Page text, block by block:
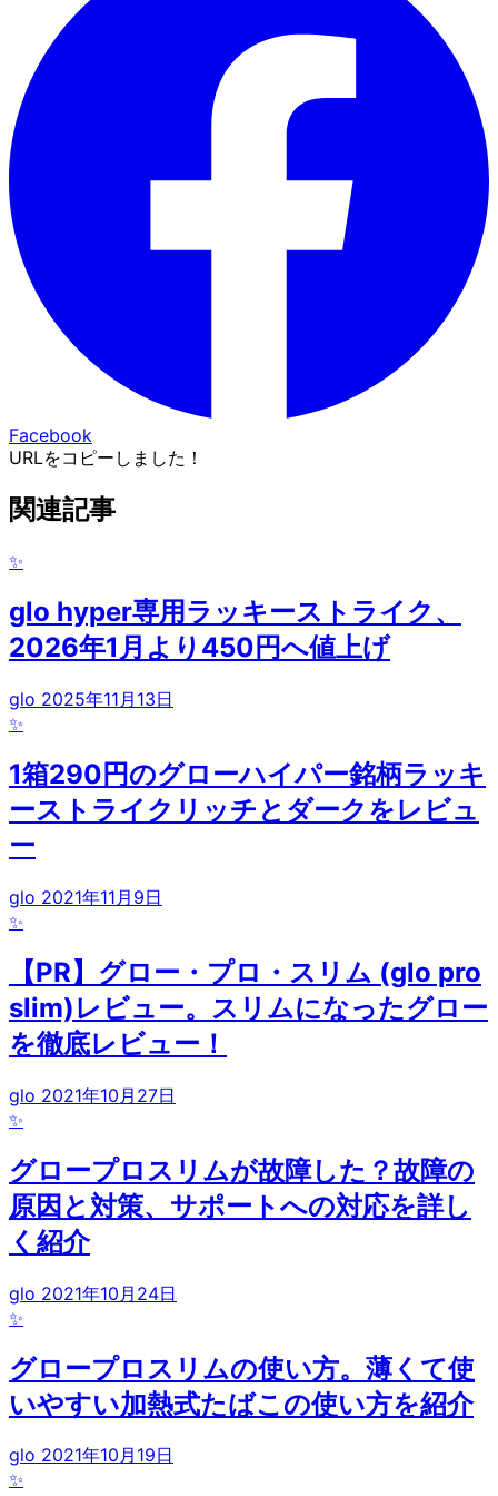
Facebook
URLをコピーしました！
関連記事
✨
glo hyper専用ラッキーストライク、
2026年1月より450円へ値上げ
glo 2025年11月13日
✨
1箱290円のグローハイパー銘柄ラッキ
ーストライクリッチとダークをレビュ
ー
glo 2021年11月9日
✨
【PR】グロー・プロ・スリム (glo pro
slim)レビュー。スリムになったグロー
を徹底レビュー！
glo 2021年10月27日
✨
グロープロスリムが故障した？故障の
原因と対策、サポートへの対応を詳し
く紹介
glo 2021年10月24日
✨
グロープロスリムの使い方。薄くて使
いやすい加熱式たばこの使い方を紹介
glo 2021年10月19日
✨